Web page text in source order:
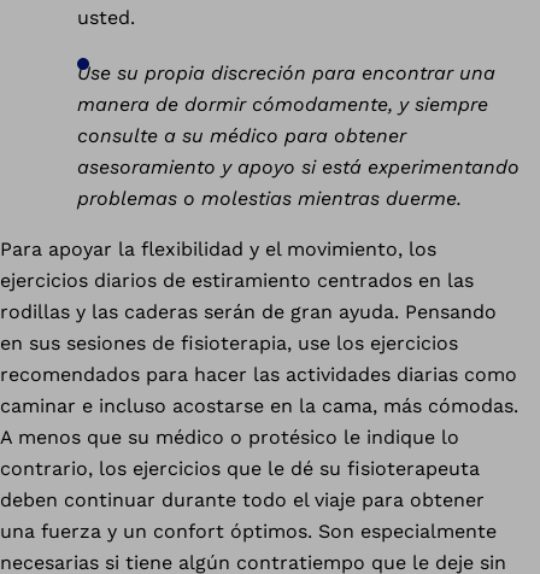
usted.
Use su propia discreción para encontrar una
manera de dormir cómodamente, y siempre
consulte a su médico para obtener
asesoramiento y apoyo si está experimentando
problemas o molestias mientras duerme.
Para apoyar la flexibilidad y el movimiento, los
ejercicios diarios de estiramiento centrados en las
rodillas y las caderas serán de gran ayuda. Pensando
en sus sesiones de fisioterapia, use los ejercicios
recomendados para hacer las actividades diarias como
caminar e incluso acostarse en la cama, más cómodas.
A menos que su médico o protésico le indique lo
contrario, los ejercicios que le dé su fisioterapeuta
deben continuar durante todo el viaje para obtener
una fuerza y un confort óptimos. Son especialmente
necesarias si tiene algún contratiempo que le deje sin